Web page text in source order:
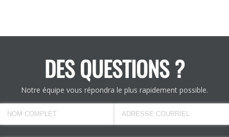
DES QUESTIONS ?
Notre équipe vous répondra le plus rapidement possible.